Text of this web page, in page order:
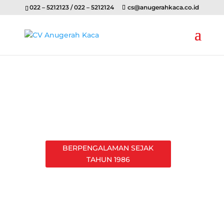
022 – 5212123 / 022 – 5212124 cs@anugerahkaca.co.id
BERPENGALAMAN SEJAK
TAHUN 1986